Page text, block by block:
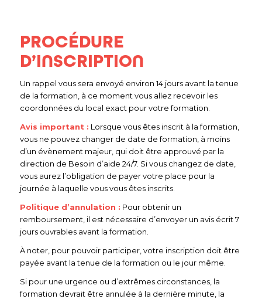
PROCÉDURE
D’INSCRIPTION
Un rappel vous sera envoyé environ 14 jours avant la tenue
de la formation, à ce moment vous allez recevoir les
coordonnées du local exact pour votre formation.
Avis important : Lorsque vous êtes inscrit à la formation,
vous ne pouvez changer de date de formation, à moins
d’un évènement majeur, qui doit être approuvé par la
direction de Besoin d’aide 24/7. Si vous changez de date,
vous aurez l’obligation de payer votre place pour la
journée à laquelle vous vous êtes inscrits.
Politique d’annulation : Pour obtenir un
remboursement, il est nécessaire d’envoyer un avis écrit 7
jours ouvrables avant la formation.
À noter, pour pouvoir participer, votre inscription doit être
payée avant la tenue de la formation ou le jour même.
Si pour une urgence ou d’extrêmes circonstances, la
formation devrait être annulée à la dernière minute, la